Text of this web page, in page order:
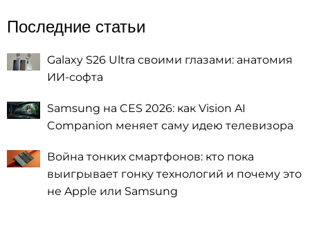
Последние статьи
Galaxy S26 Ultra своими глазами: анатомия
ИИ-софта
Samsung на CES 2026: как Vision AI
Companion меняет саму идею телевизора
Война тонких смартфонов: кто пока
выигрывает гонку технологий и почему это
не Apple или Samsung